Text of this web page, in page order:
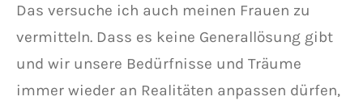
Das versuche ich auch meinen Frauen zu
vermitteln. Dass es keine Generallösung gibt
und wir unsere Bedürfnisse und Träume
immer wieder an Realitäten anpassen dürfen,